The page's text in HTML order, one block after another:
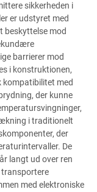
sikkerheden i
er udstyret med
beskyttelse mod
barrierer mod
i konstruktionen,
kompatibilitet med
der kunne
i traditionelt
der
De
langt ud over ren
transportere
med elektroniske